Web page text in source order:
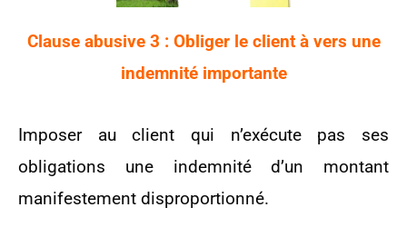
Clause abusive 3 : Obliger le client à vers une
indemnité importante
Imposer au client qui n’exécute pas ses
obligations une indemnité d’un montant
manifestement disproportionné.